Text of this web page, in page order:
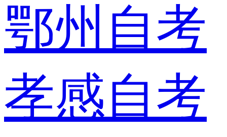
鄂州自考
孝感自考